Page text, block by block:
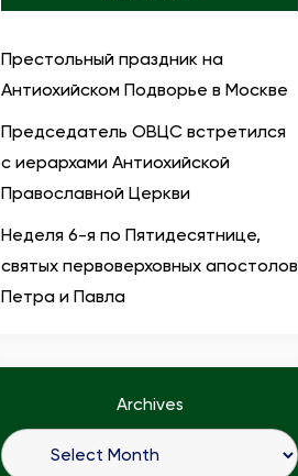
Престольный праздник на
Антиохийском Подворье в Москве
Председатель ОВЦС встретился
с иерархами Антиохийской
Православной Церкви
Неделя 6-я по Пятидесятнице,
святых первоверховных апостолов
Петра и Павла
Archives